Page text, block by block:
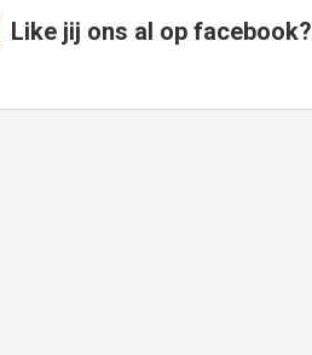
Like jij ons al op facebook?